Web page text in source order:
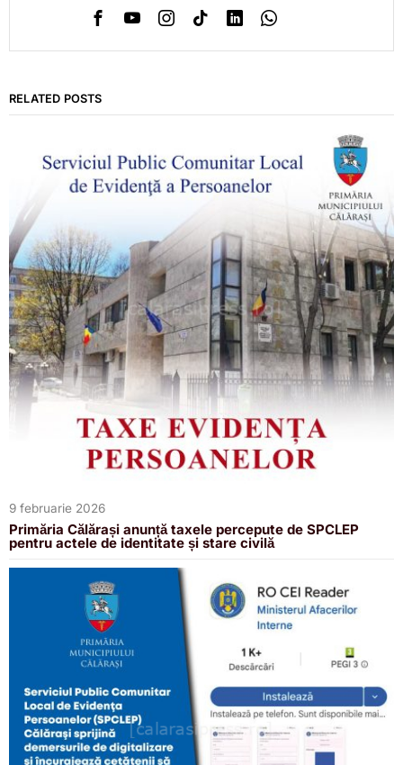
RELATED POSTS
9 februarie 2026
Primăria Călărași anunță taxele percepute de SPCLEP
pentru actele de identitate și stare civilă